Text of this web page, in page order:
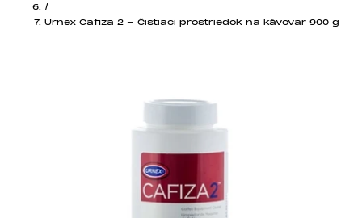
/
Urnex Cafiza 2 - Čistiaci prostriedok na kávovar 900 g